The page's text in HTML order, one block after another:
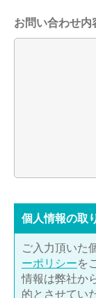
お問い合わせ内
個⼈情報の取
ご入力頂いた
ーポリシーを
情報は弊社か
的とさせてい